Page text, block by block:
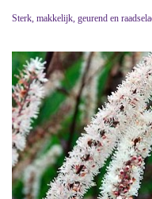
Sterk, makkelijk, geurend en